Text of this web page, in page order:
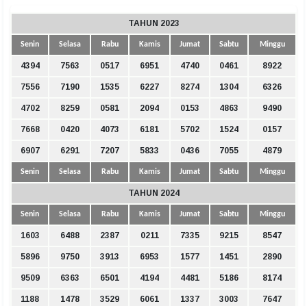
TAHUN 2023
Senin Selasa Rabu Kamis Jumat Sabtu Minggu
4394 7563 0517 6951 4740 0461 8922
7556 7190 1535 6227 8274 1304 6326
4702 8259 0581 2094 0153 4863 9490
7668 0420 4073 6181 5702 1524 0157
6907 6291 7207 5833 0436 7055 4879
Senin Selasa Rabu Kamis Jumat Sabtu Minggu
TAHUN 2024
Senin Selasa Rabu Kamis Jumat Sabtu Minggu
1603 6488 2387 0211 7335 9215 8547
5896 9750 3913 6953 1577 1451 2890
9509 6363 6501 4194 4481 5186 8174
1188 1478 3529 6061 1337 3003 7647